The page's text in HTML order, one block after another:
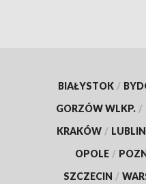
BIAŁYSTOK /
GORZÓW WLKP. /
KRAKÓW / LUBLIN
OPOLE /
SZCZECIN /